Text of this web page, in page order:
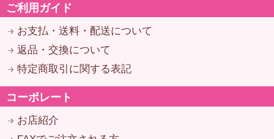
ご利用ガイド
お支払・送料・配送について
返品・交換について
特定商取引に関する表記
コーポレート
お店紹介